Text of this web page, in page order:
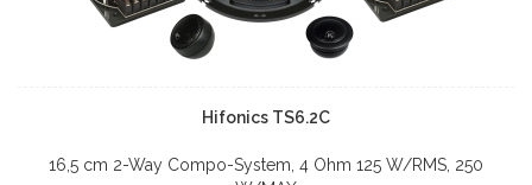
Hifonics TS6.2C
16,5 cm 2-Way Compo-System, 4 Ohm 125 W/RMS, 250